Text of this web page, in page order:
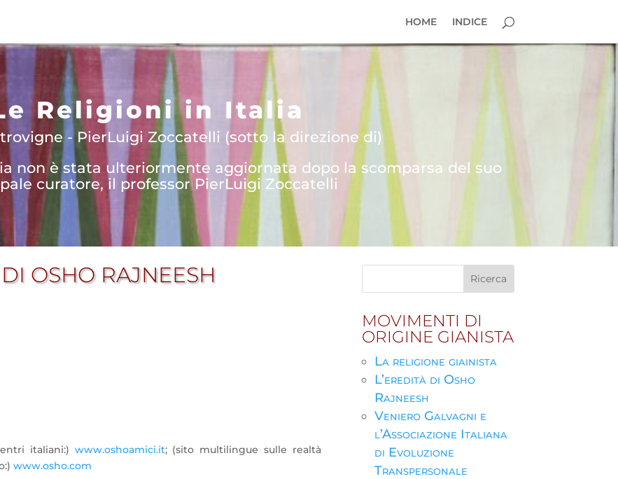
HOME INDICE
Religioni in Italia
- PierLuigi Zoccatelli (sotto la direzione di)
non è stata ulteriormente aggiornata dopo la scomparsa del suo
curatore, il professor PierLuigi Zoccatelli
DI OSHO RAJNEESH
italiani:) www.oshoamici.it; (sito multilingue sulle realtà
www.osho.com
MOVIMENTI DI
ORIGINE GIANISTA
La religione giainista
L’eredità di Osho
Rajneesh
Veniero Galvagni e
l’Associazione Italiana
di Evoluzione
Transpersonale